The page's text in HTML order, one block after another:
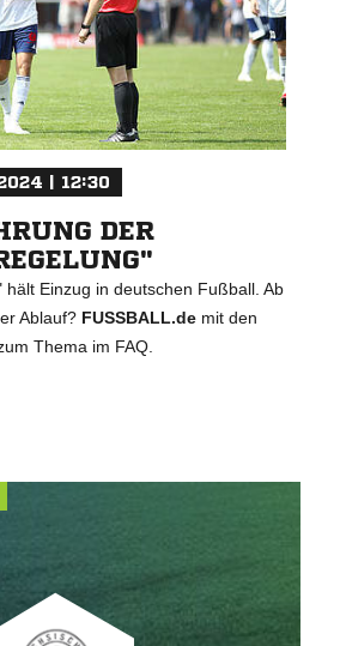
| 12:30
DER
hält Einzug in deutschen Fußball. Ab
Ablauf? FUSSBALL.de mit den
Thema im FAQ.